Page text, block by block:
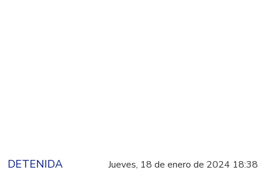
DETENIDA Jueves, 18 de enero de 2024 18:38